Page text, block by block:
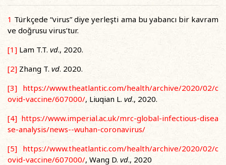
1 Türkçede “virus” diye yerleşti ama bu yabancı bir kavram
ve doğrusu virus’tur.
[1] Lam T.T. vd., 2020.
[2] Zhang T. vd. 2020.
[3] https://www.theatlantic.com/health/archive/2020/02/c
ovid-vaccine/607000/, Liuqian L. vd., 2020.
[4] https://www.imperial.ac.uk/mrc-global-infectious-disea
se-analysis/news--wuhan-coronavirus/
[5] https://www.theatlantic.com/health/archive/2020/02/c
ovid-vaccine/607000/, Wang D. vd., 2020